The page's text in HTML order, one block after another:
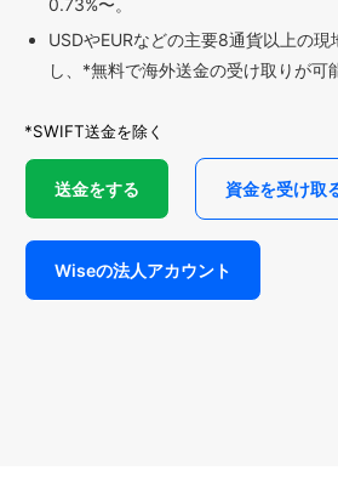
USDやEURなどの主要8通貨以上の
し、*無料で海外送金の受け取りが可
*SWIFT送金を除く
送金をする 資金を受け取
Wiseの法人アカウント